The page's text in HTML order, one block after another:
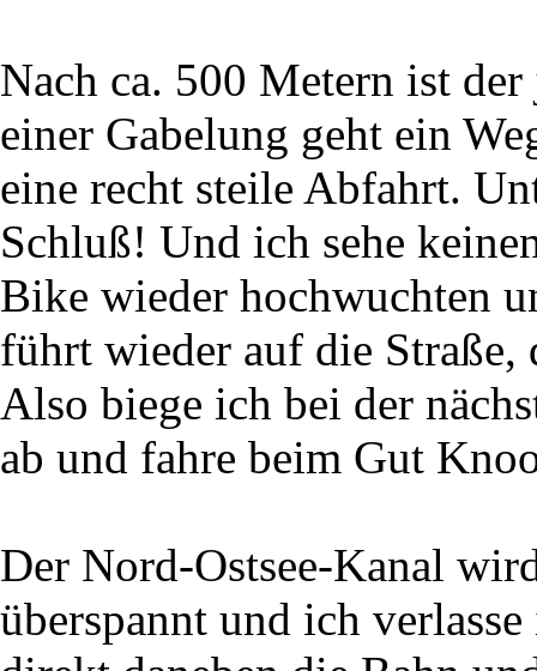
Nach ca. 500 Metern ist
einer Gabelung geht ein
eine recht steile Abfahrt.
Schluß! Und ich sehe
Bike wieder hochwuchten
führt wieder auf die Straße,
Also biege ich bei der
ab und fahre beim Gut
Der Nord-Ostsee-Kanal
überspannt und ich